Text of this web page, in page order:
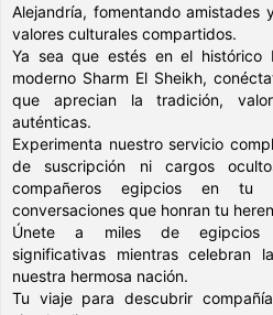
Alejandría, fomentando amistades
valores culturales compartidos.
Ya sea que estés en el histórico
moderno Sharm El Sheikh,
que aprecian la tradición,
auténticas.
Experimenta nuestro servicio
de suscripción ni cargos
compañeros egipcios en tu
conversaciones que honran tu
Únete a miles de egipcios
significativas mientras
nuestra hermosa nación.
Tu viaje para descubrir